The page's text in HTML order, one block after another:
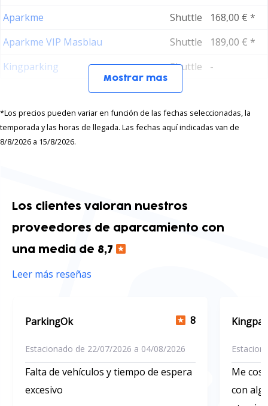
Aparkme Shuttle
168,00 € *
Aparkme VIP Masblau
Shuttle
189,00 € *
Kingparking
Shuttle -
Mostrar mas
*Los precios pueden variar en función de las fechas seleccionadas, la
temporada y las horas de llegada. Las fechas aquí indicadas van de
8/8/2026 a 15/8/2026.
Los clientes valoran nuestros
proveedores de aparcamiento con
una media de 8,7
Leer más reseñas
ParkingOk 8
Estacionado de 22/07/2026 a 04/08/2026
Falta de vehículos y tiempo de espera
excesivo
Me
con